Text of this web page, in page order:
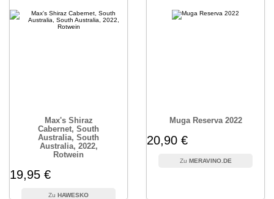
Max's Shiraz
Cabernet, South
Australia, South
Australia, 2022,
Rotwein
19,95 €
HAWESKO
Muga Reserva 2022
20,90 €
MERAVINO.DE